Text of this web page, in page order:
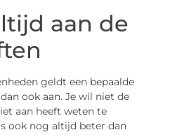
aan de
geldt een bepaalde
ook aan. Je wil niet de
aan heeft weten te
ook nog altijd beter dan